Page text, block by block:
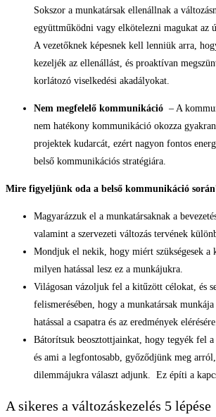
Sokszor a munkatársak ellenállnak a
együttműködni vagy elkötelezni magukat az
A vezetőknek képesnek kell lenniük arra,
kezeljék az ellenállást, és proaktívan
korlátozó viselkedési akadályokat.
Nem megfelelő kommunikáció – A
nem hatékony kommunikáció okozza
projektek kudarcát, ezért nagyon fontos
belső kommunikációs stratégiára.
Mire figyeljünk oda a belső kommunikáció
Magyarázzuk el a munkatársaknak a
valamint a szervezeti változás tervének
Mondjuk el nekik, hogy miért szükségesek a
milyen hatással lesz ez a munkájukra.
Világosan vázoljuk fel a kitűzött célokat, és
felismerésében, hogy a munkatársak
hatással a csapatra és az eredmények
Bátorítsuk beosztottjainkat, hogy tegyék fel
és ami a legfontosabb, győződjünk meg
dilemmájukra választ adjunk. Ez építi a
A sikeres a változáskezelés 5 lépése